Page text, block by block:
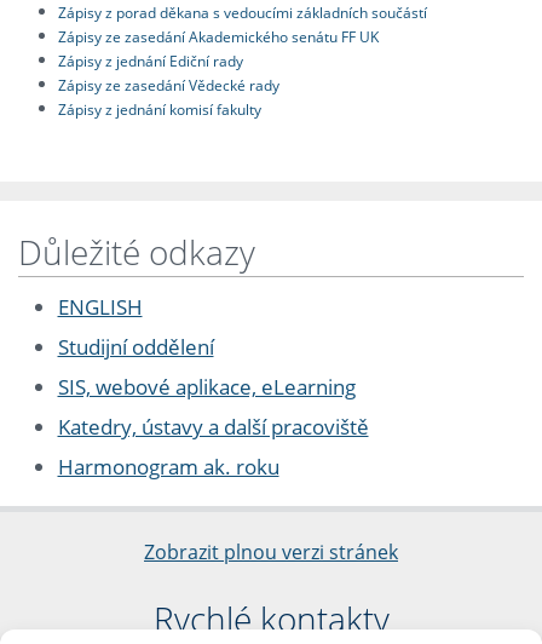
Zápisy z porad děkana s vedoucími základních součástí
Zápisy ze zasedání Akademického senátu FF UK
Zápisy z jednání Ediční rady
Zápisy ze zasedání Vědecké rady
Zápisy z jednání komisí fakulty
Důležité odkazy
ENGLISH
Studijní oddělení
SIS, webové aplikace, eLearning
Katedry, ústavy a další pracoviště
Harmonogram ak. roku
Zobrazit plnou verzi stránek
Rychlé kontakty